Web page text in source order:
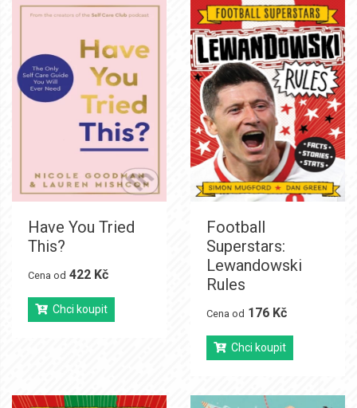
Have You Tried
This?
Cena od 422 Kč
Chci koupit
Football
Superstars:
Lewandowski
Rules
Cena od 176 Kč
Chci koupit